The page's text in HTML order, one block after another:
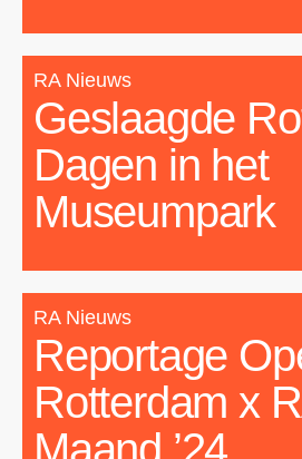
RA Nieuws
Geslaagde
Dagen in het
Museumpark
RA Nieuws
Reportage
Rotterdam x
Maand ’24